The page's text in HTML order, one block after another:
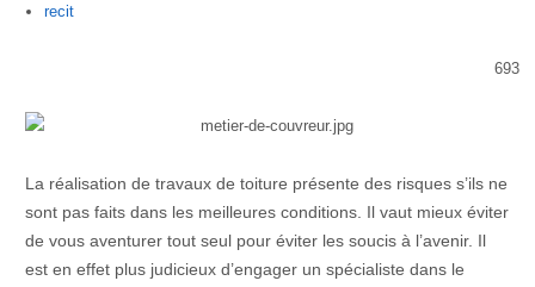
Author
recit
693
La réalisation de travaux de toiture présente des risques s’ils ne
sont pas faits dans les meilleures conditions. Il vaut mieux éviter
de vous aventurer tout seul pour éviter les soucis à l’avenir. Il
est en effet plus judicieux d’engager un spécialiste dans le